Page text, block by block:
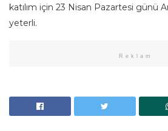
katılım için 23 Nisan Pazartesi günü
yeterli.
Reklam